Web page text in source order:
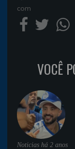
com
VOCÊ
Noticias há 2 anos